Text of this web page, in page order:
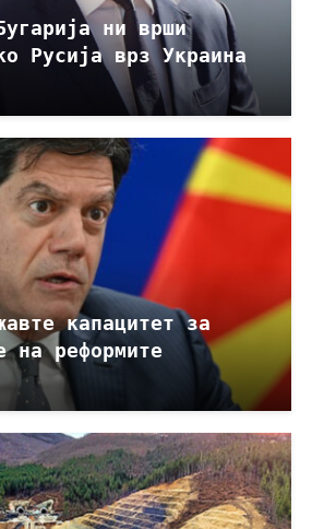
ни врши
Русија врз Украина
капацитет за
на реформите